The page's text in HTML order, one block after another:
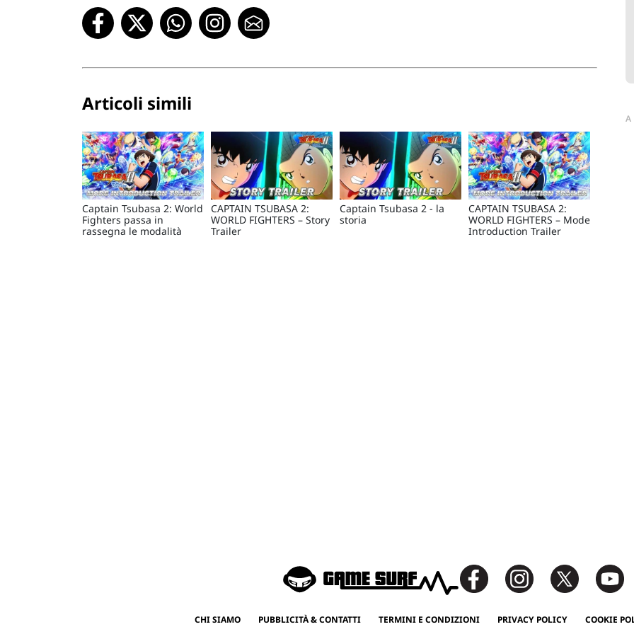
Articoli simili
Captain Tsubasa 2: World
Fighters passa in
rassegna le modalità
CAPTAIN TSUBASA 2:
WORLD FIGHTERS – Story
Trailer
Captain Tsubasa 2 - la
storia
CAPTAIN TSUBASA 2:
WORLD FIGHTERS – Mode
Introduction Trailer
CHI SIAMO PUBBLICITÀ & CONTATTI TERMINI E CONDIZIONI PRIVACY POLICY COOKIE